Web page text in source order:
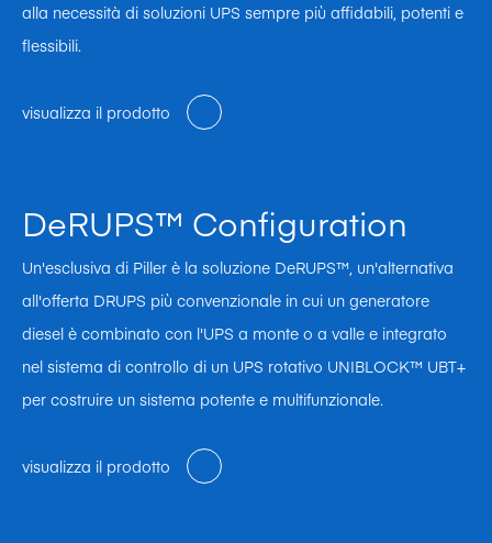
alla necessità di soluzioni UPS sempre più affidabili, potenti e
flessibili.
visualizza il prodotto
DeRUPS™ Configuration
Un'esclusiva di Piller è la soluzione DeRUPS™, un'alternativa
all'offerta DRUPS più convenzionale in cui un generatore
diesel è combinato con l'UPS a monte o a valle e integrato
nel sistema di controllo di un UPS rotativo UNIBLOCK™ UBT+
per costruire un sistema potente e multifunzionale.
visualizza il prodotto